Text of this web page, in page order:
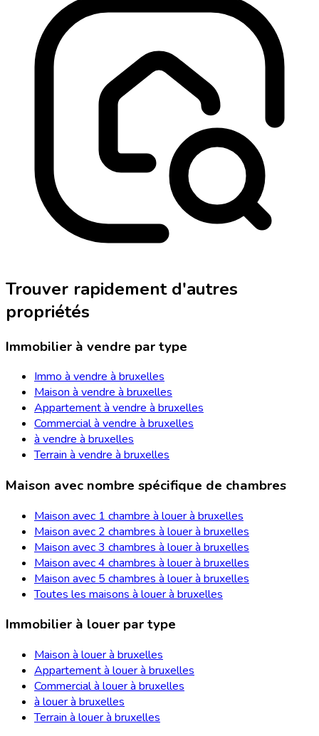
Trouver rapidement d'autres
propriétés
Immobilier à vendre par type
Immo à vendre à bruxelles
Maison à vendre à bruxelles
Appartement à vendre à bruxelles
Commercial à vendre à bruxelles
à vendre à bruxelles
Terrain à vendre à bruxelles
Maison avec nombre spécifique de chambres
Maison avec 1 chambre à louer à bruxelles
Maison avec 2 chambres à louer à bruxelles
Maison avec 3 chambres à louer à bruxelles
Maison avec 4 chambres à louer à bruxelles
Maison avec 5 chambres à louer à bruxelles
Toutes les maisons à louer à bruxelles
Immobilier à louer par type
Maison à louer à bruxelles
Appartement à louer à bruxelles
Commercial à louer à bruxelles
à louer à bruxelles
Terrain à louer à bruxelles